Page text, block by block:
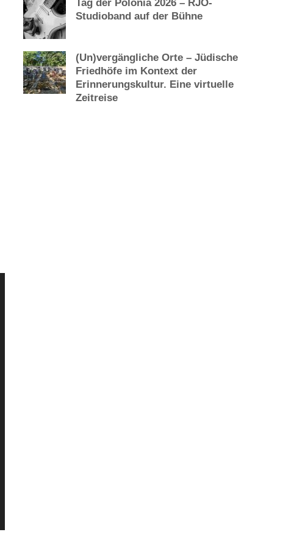
Tag der Polonia 2026 – RJO-
Studioband auf der Bühne
(Un)vergängliche Orte – Jüdische
Friedhöfe im Kontext der
Erinnerungskultur. Eine virtuelle
Zeitreise